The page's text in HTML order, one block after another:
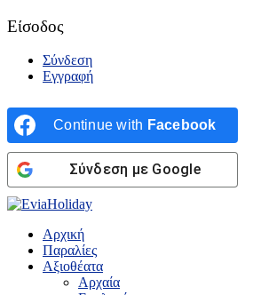
Είσοδος
Σύνδεση
Εγγραφή
Continue with Facebook
Σύνδεση με Google
Αρχική
Παραλίες
Αξιοθέατα
Αρχαία